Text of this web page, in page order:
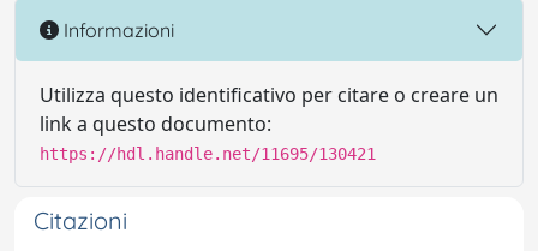
Informazioni
Utilizza questo identificativo per citare o creare un
link a questo documento:
https://hdl.handle.net/11695/130421
Citazioni